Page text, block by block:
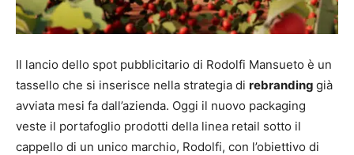
Il lancio dello spot pubblicitario di Rodolfi Mansueto è un
tassello che si inserisce nella strategia di rebranding già
avviata mesi fa dall’azienda. Oggi il nuovo packaging
veste il portafoglio prodotti della linea retail sotto il
cappello di un unico marchio, Rodolfi, con l’obiettivo di